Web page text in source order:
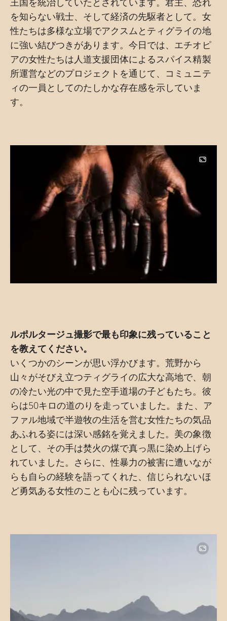
を知らない戦士、そして経済の先駆者として。女
性たちは多様な立場でアクスムとティグライの地
に強い結びつきがあります。今日では、エチオピ
アの女性たちは人道支援団体によるスパイス精製
所運営などのプロジェクトを通じて、コミュニテ
ィの一員としてのたしかな存在感を示していま
す。
ルポルタージュ撮影で最も印象に残っていること
を教えてください。
いくつかのシーンが思い浮かびます。荒野から
山々がそびえ立つティグライの広大な高地で、朝
の冷たい光の中で見た空手道場の子どもたち。彼
らは50キロの道のりを走っていました。また、ア
ファル地域で半遊牧の生活を営む女性たちの気品
あふれる姿には深い感銘を覚えました。美の象徴
として、その手は焚火の煤で真っ黒に染め上げら
れていました。さらに、性暴力の被害に遭いなが
らも自らの経験を語ってくれた、信じられないほ
ど勇気ある女性のことも心に残っています。